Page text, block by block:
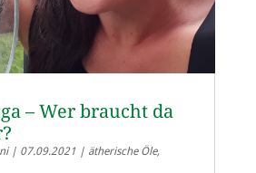
– Wer braucht da
| 07.09.2021 | ätherische Öle,